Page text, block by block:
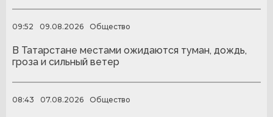
09:52 09.08.2026 Общество
В Татарстане местами ожидаются туман, дождь,
гроза и сильный ветер
08:43 07.08.2026 Общество